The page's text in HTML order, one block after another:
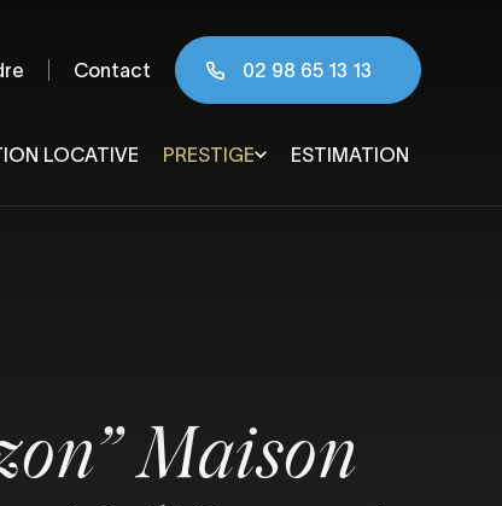
Contact 02 98 65 13 13
LOCATIVE PRESTIGE ESTIMATION
Maison